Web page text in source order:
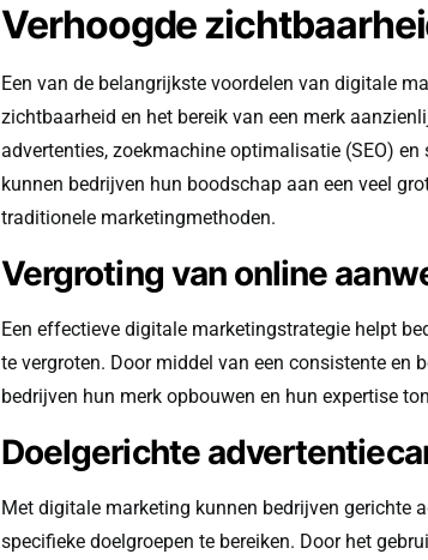
Verhoogde
Een van de belangrijkste voordelen van digitale
zichtbaarheid en het bereik van een merk
advertenties, zoekmachine optimalisatie (SEO)
kunnen bedrijven hun boodschap aan een veel
traditionele marketingmethoden.
Vergroting van online
Een effectieve digitale marketingstrategie helpt
te vergroten. Door middel van een consistente en
bedrijven hun merk opbouwen en hun expertise
Doelgerichte
Met digitale marketing kunnen bedrijven gerichte
specifieke doelgroepen te bereiken. Door het